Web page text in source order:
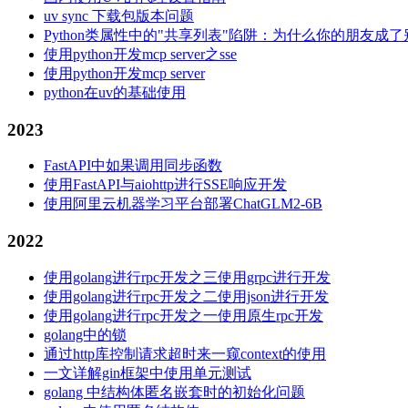
uv sync 下载包版本问题
Python类属性中的"共享列表"陷阱：为什么你的朋友成了
使用python开发mcp server之sse
使用python开发mcp server
python在uv的基础使用
2023
FastAPI中如果调用同步函数
使用FastAPI与aiohttp进行SSE响应开发
使用阿里云机器学习平台部署ChatGLM2-6B
2022
使用golang进行rpc开发之三使用grpc进行开发
使用golang进行rpc开发之二使用json进行开发
使用golang进行rpc开发之一使用原生rpc开发
golang中的锁
通过http库控制请求超时来一窥context的使用
一文详解gin框架中使用单元测试
golang 中结构体匿名嵌套时的初始化问题